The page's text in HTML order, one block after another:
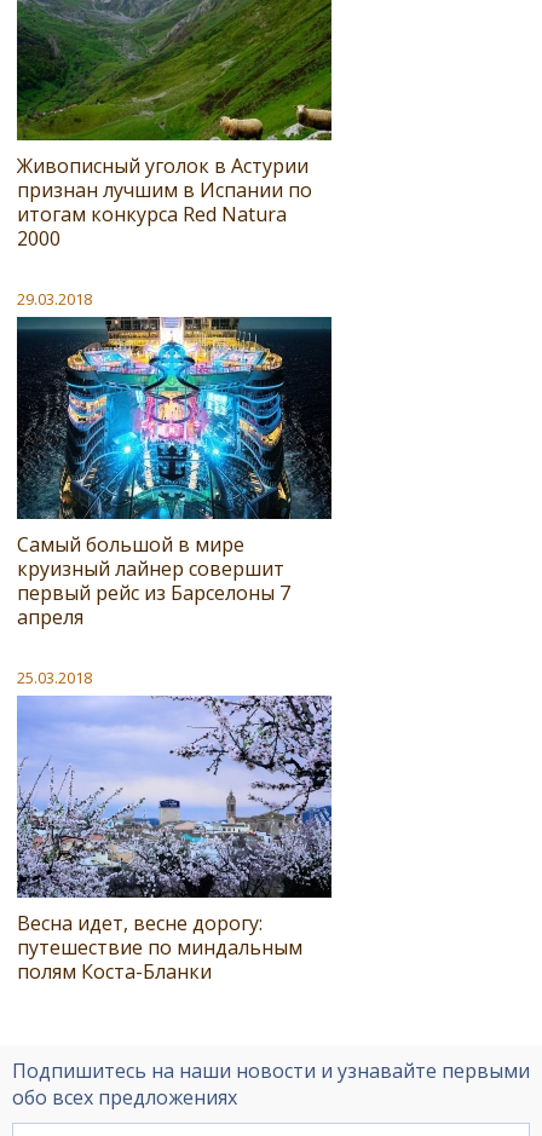
Живописный уголок в Астурии
признан лучшим в Испании по
итогам конкурса Red Natura
2000
29.03.2018
Самый большой в мире
круизный лайнер совершит
первый рейс из Барселоны 7
апреля
25.03.2018
Весна идет, весне дорогу:
путешествие по миндальным
полям Коста-Бланки
Подпишитесь на наши новости и узнавайте первыми
обо всех предложениях